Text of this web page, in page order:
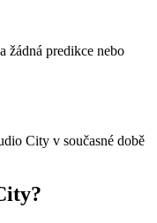
žádná predikce nebo
City v současné době